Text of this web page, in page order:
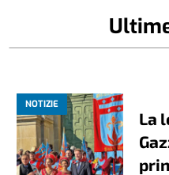
NOTIZIE
La